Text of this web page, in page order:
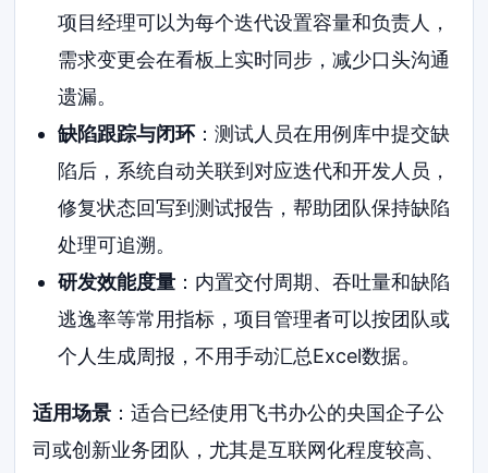
项目经理可以为每个迭代设置容量和负责人，
需求变更会在看板上实时同步，减少口头沟通
遗漏。
缺陷跟踪与闭环：测试人员在用例库中提交缺
陷后，系统自动关联到对应迭代和开发人员，
修复状态回写到测试报告，帮助团队保持缺陷
处理可追溯。
研发效能度量：内置交付周期、吞吐量和缺陷
逃逸率等常用指标，项目管理者可以按团队或
个人生成周报，不用手动汇总Excel数据。
适用场景 ：适合已经使用飞书办公的央国企子公
司或创新业务团队，尤其是互联网化程度较高、